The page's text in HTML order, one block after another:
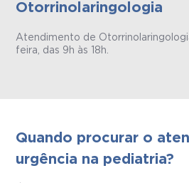
Otorrinolaringologia
Atendimento de
feira, das 9h às 18h.
Quando procurar o
urgência na pediatria?